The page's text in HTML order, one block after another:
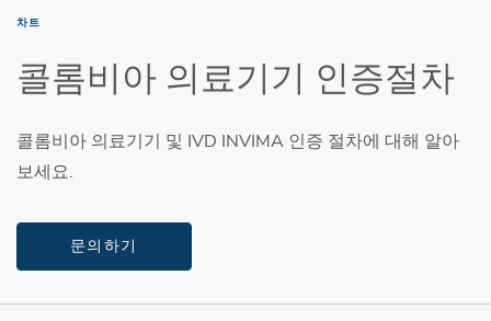
차트
콜롬비아 의료기기 인증절차
콜롬비아 의료기기 및 IVD INVIMA 인증 절차에 대해 알아
보세요.
문의하기